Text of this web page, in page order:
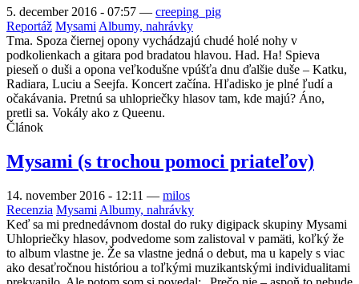
5. december 2016 - 07:57 — creeping_pig
Reportáž Mysami Albumy, nahrávky
Tma. Spoza čiernej opony vychádzajú chudé holé nohy v
podkolienkach a gitara pod bradatou hlavou. Had. Ha! Spieva
pieseň o duši a opona veľkodušne vpúšťa dnu ďalšie duše – Katku,
Radiara, Luciu a Seejfa. Koncert začína. Hľadisko je plné ľudí a
očakávania. Pretnú sa uhlopriečky hlasov tam, kde majú? Áno,
pretli sa. Vokály ako z Queenu.
Článok
Mysami (s trochou pomoci priateľov)
14. november 2016 - 12:11 — milos
Recenzia Mysami Albumy, nahrávky
Keď sa mi prednedávnom dostal do ruky digipack skupiny Mysami
Uhlopriečky hlasov, podvedome som zalistoval v pamäti, koľký že
to album vlastne je. Že sa vlastne jedná o debut, ma u kapely s viac
ako desaťročnou históriou a toľkými muzikantskými individualitami